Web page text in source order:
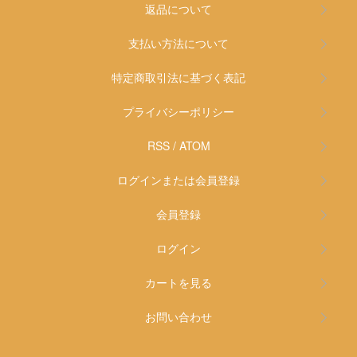
返品について
支払い方法について
特定商取引法に基づく表記
プライバシーポリシー
RSS/ ATOM
ログインまたは会員登録
会員登録
ログイン
カートを見る
お問い合わせ